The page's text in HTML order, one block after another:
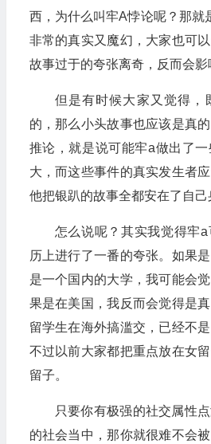
西，为什么叫牢A悖论呢？那就
非常的真实又魔幻，大家也可
故事过于的夸张离奇，反而会影
但是有时候大家又觉得，
的，那么小头故事也应该是真
推论，就是说可能牢a做出了
大，而这些事件的真实发生者
他把银趴的故事全都安在了自己
怎么说呢？其实我觉得牢
历上进行了一番的夸张。如果
是一个国内的大学，我可能会
果是在美国，我反而会觉得是
留学生在海外搞滥交，已经不
不过以前大家都把重点放在女
留子。
只要你有极强的社交属性
的社会当中，那你就很难不会